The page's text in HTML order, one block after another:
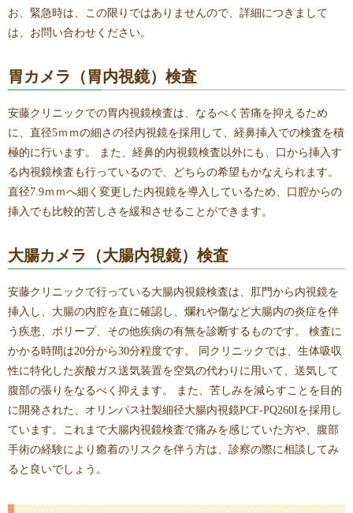
お、緊急時は、この限りではありませんので、詳細につきまして
は、お問い合わせください。
胃カメラ（胃内視鏡）検査
安藤クリニックでの胃内視鏡検査は、なるべく苦痛を抑えるため
に、直径5ｍｍの細さの径内視鏡を採用して、経鼻挿入での検査を積
極的に行います。 また、経鼻的内視鏡検査以外にも、口から挿入す
る内視鏡検査も行っているので、どちらの希望もかなえられます。
直径7.9ｍｍへ細く変更した内視鏡を導入しているため、口腔からの
挿入でも比較的苦しさを緩和させることができます。
大腸カメラ（大腸内視鏡）検査
安藤クリニックで行っている大腸内視鏡検査は、肛門から内視鏡を
挿入し、大腸の内腔を直に確認し、爛れや傷など大腸内の炎症を伴
う疾患、ポリープ、その他疾病の有無を診断するものです。 検査に
かかる時間は20分から30分程度です。 同クリニックでは、生体吸収
性に特化した炭酸ガス送気装置を空気の代わりに用いて、送気して
腹部の張りをなるべく抑えます。 また、苦しみを減らすことを目的
に開発された、オリンパス社製細径大腸内視鏡PCF-PQ260Iを採用し
ています。これまで大腸内視鏡検査で痛みを感じていた方や、腹部
手術の経験により癒着のリスクを伴う方は、診察の際に相談してみ
ると良いでしょう。